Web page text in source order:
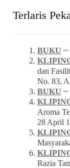
Terlaris
BUKU ~
dan
No. 83,
BUKU ~
Aroma
28 April
Razia